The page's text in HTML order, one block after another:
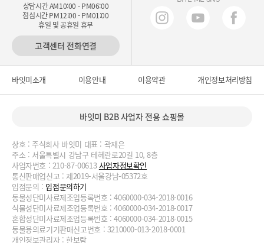
상담시간 AM10:00 - PM06:00
점심시간 PM12:00 - PM01:00
휴일 및 공휴일 휴무
고객센터 전화연결
바잇미소개 이용안내 이용약관 개인정보처리방침
바잇미 B2B 사업자 전용 쇼핑몰
상호 : 주식회사 바잇미 대표 : 곽재은
주소 : 서울특별시 강남구 테헤란로20길 10, 8층
사업자번호 : 210-87-00613사업자정보확인
통신판매업신고 : 제2019-서울강남-05372호
입점문의 : 입점문의하기
동물성단미사료제조업등록번호 : 4060000-034-2018-0016
식물성단미사료제조업등록번호 : 4060000-034-2018-0017
혼합성단미사료제조업등록번호 : 4060000-034-2018-0015
동물용의료기기판매신고번호 : 3210000-013-2018-0001
개인정보관리자 : 한보람